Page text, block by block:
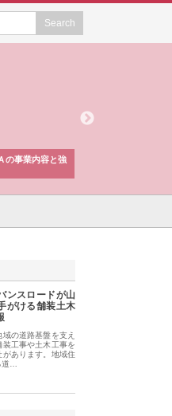
の事業内容と強
ンスロードが山
がける舗装土木
の道路基盤を支え
装工事や土木工事を
があります。地域住
…